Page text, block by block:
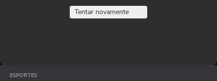
Tentar novamente
ESPORTES